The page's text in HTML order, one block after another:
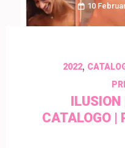
10
2022,
ILUSION
CATALOGO |